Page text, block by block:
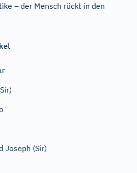
– der Mensch rückt in den
Joseph (Sir)